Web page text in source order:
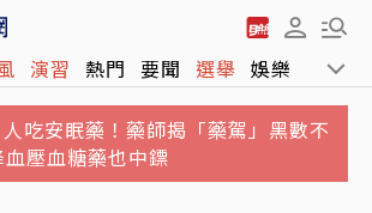
演習 熱門 要聞 選舉 娛樂 運動
吃安眠藥！藥師揭「藥駕」黑數不
壓血糖藥也中鏢